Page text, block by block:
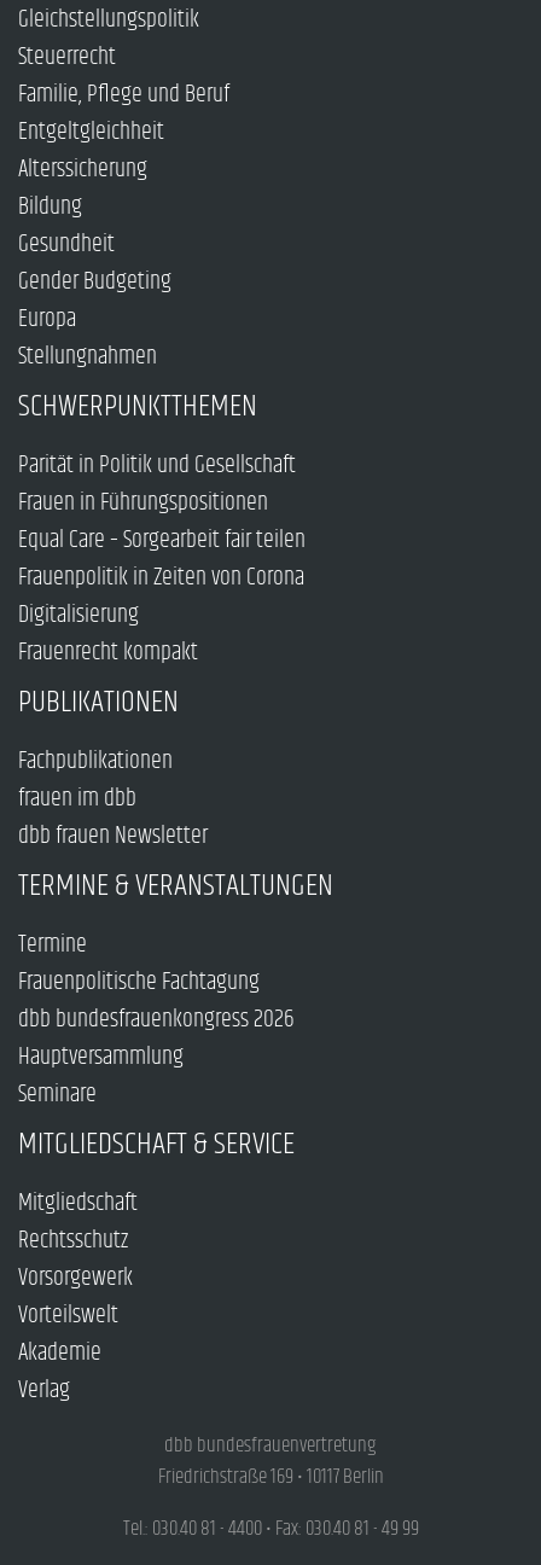
Gleichstellungspolitik
Steuerrecht
Familie, Pflege und Beruf
Entgeltgleichheit
Alterssicherung
Bildung
Gesundheit
Gender Budgeting
Europa
Stellungnahmen
SCHWERPUNKTTHEMEN
Parität in Politik und Gesellschaft
Frauen in Führungspositionen
Equal Care – Sorgearbeit fair teilen
Frauenpolitik in Zeiten von Corona
Digitalisierung
Frauenrecht kompakt
PUBLIKATIONEN
Fachpublikationen
frauen im dbb
dbb frauen Newsletter
TERMINE & VERANSTALTUNGEN
Termine
Frauenpolitische Fachtagung
dbb bundesfrauenkongress 2026
Hauptversammlung
Seminare
MITGLIEDSCHAFT & SERVICE
Mitgliedschaft
Rechtsschutz
Vorsorgewerk
Vorteilswelt
Akademie
Verlag
dbb bundesfrauenvertretung
Friedrichstraße 169 • 10117 Berlin
Tel.: 030.40 81 - 4400 • Fax: 030.40 81 - 49 99